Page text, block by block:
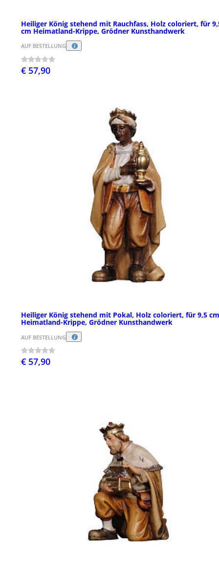
Heiliger König stehend mit Rauchfass, Holz coloriert, für
cm Heimatland-Krippe, Grödner Kunsthandwerk
AUF BESTELLUNG
€ 57,90
Heiliger König stehend mit Pokal, Holz coloriert, für 9,5 cm
Heimatland-Krippe, Grödner Kunsthandwerk
AUF BESTELLUNG
€ 57,90